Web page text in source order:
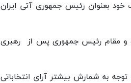
بعنوان رئیس جمهوری آتی ایران
و مقام رئیس جمهوری پس از رهبری
به شمارش بیشتر آرای انتخاباتی